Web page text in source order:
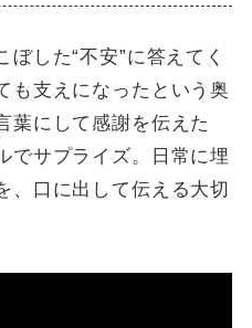
した“不安”に答えてく
も支えになったという奥
葉にして感謝を伝えた
でサプライズ。日常に埋
、口に出して伝える大切